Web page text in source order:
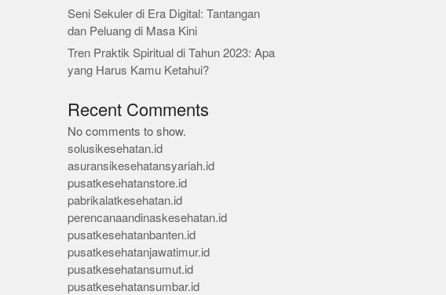
Seni Sekuler di Era Digital: Tantangan
dan Peluang di Masa Kini
Tren Praktik Spiritual di Tahun 2023: Apa
yang Harus Kamu Ketahui?
Recent Comments
No comments to show.
solusikesehatan.id
asuransikesehatansyariah.id
pusatkesehatanstore.id
pabrikalatkesehatan.id
perencanaandinaskesehatan.id
pusatkesehatanbanten.id
pusatkesehatanjawatimur.id
pusatkesehatansumut.id
pusatkesehatansumbar.id